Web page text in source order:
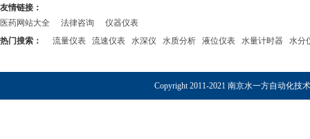
友情链接：
医药网站大全
法律咨询
仪器仪表
热门搜索：
流量仪表 流速仪表 水深仪 水质分析 液位仪表 水量计时器 水分
Copyright 2011-2021 南京水一方自动化技